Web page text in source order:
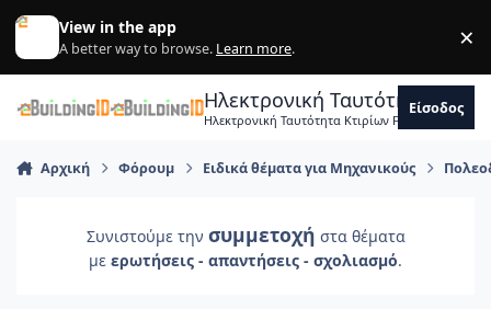
Skip to content
View in the app
A better way to browse. Learn more. ×
Ηλεκτρονική Ταυτότητα
Ηλεκτρονική Ταυτότητα Κτιρίων Forum
Είσοδος
Αρχική Φόρουμ Ειδικά θέματα για Μηχανικούς
Συνιστούμε την συμμετοχή στα θέματα
με ερωτήσεις - απαντήσεις - σχολιασμό.